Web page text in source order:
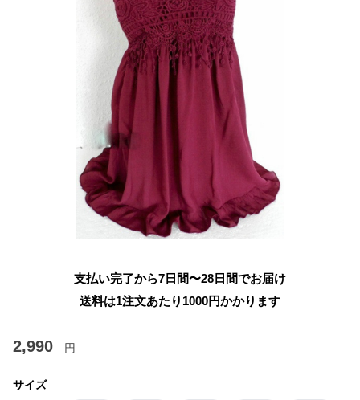
支払い完了から7日間〜28日間でお届け
送料は1注文あたり 1000円かかります
2,990 円
サイズ